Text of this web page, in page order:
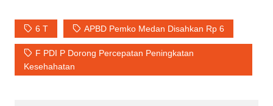
6 T APBD Pemko Medan Disahkan Rp 6
F PDI P Dorong Percepatan Peningkatan
Kesehahatan